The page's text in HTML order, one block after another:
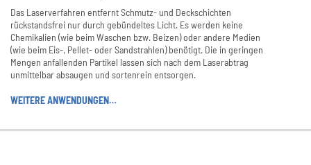
Das Laserverfahren entfernt Schmutz- und Deckschichten
rückstandsfrei nur durch gebündeltes Licht. Es werden keine
Chemikalien (wie beim Waschen bzw. Beizen) oder andere Medien
(wie beim Eis-, Pellet- oder Sandstrahlen) benötigt. Die in geringen
Mengen anfallenden Partikel lassen sich nach dem Laserabtrag
unmittelbar absaugen und sortenrein entsorgen.
WEITERE ANWENDUNGEN…